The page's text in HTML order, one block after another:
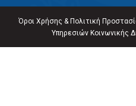
Όροι Χρήσης & Πολιτική
Υπηρεσιών Κοινωνικής